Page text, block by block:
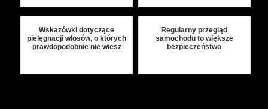
Wskazówki dotyczące
pielęgnacji włosów, o których
prawdopodobnie nie wiesz
Regularny przegląd
samochodu to większe
bezpieczeństwo